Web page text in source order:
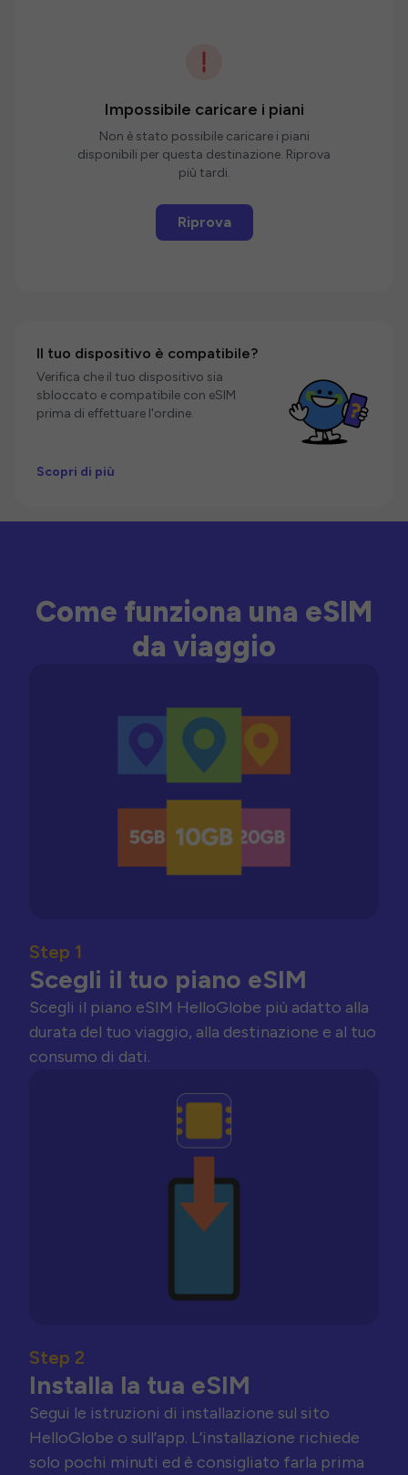
Impossibile caricare i piani
Non è stato possibile caricare i piani
disponibili per questa destinazione. Riprova
più tardi.
Riprova
Il tuo dispositivo è compatibile?
Verifica che il tuo dispositivo sia
sbloccato e compatibile con eSIM
prima di effettuare l'ordine.
Scopri di più
Come funziona una eSIM
da viaggio
Step 1
Scegli il tuo piano eSIM
Scegli il piano eSIM HelloGlobe più adatto alla
durata del tuo viaggio, alla destinazione e al tuo
consumo di dati.
Step 2
Installa la tua eSIM
Segui le istruzioni di installazione sul sito
HelloGlobe o sull’app. L’installazione richiede
solo pochi minuti ed è consigliato farla prima